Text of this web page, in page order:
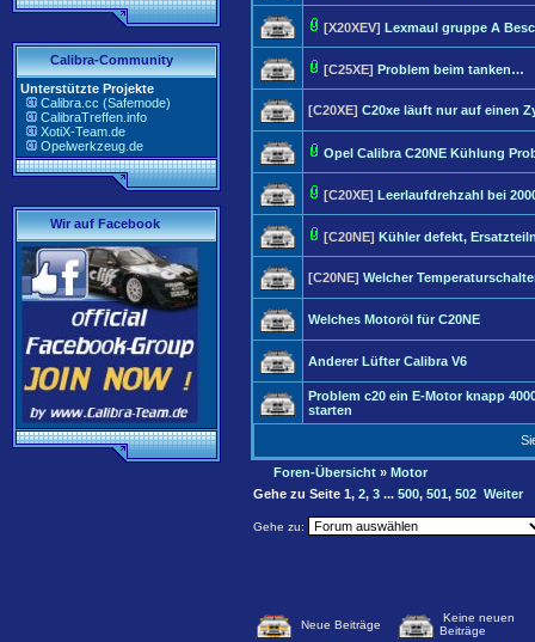
Calibra-Community
Unterstützte Projekte
Calibra.cc (Safemode)
CalibraTreffen.info
XotiX-Team.de
Opelwerkzeug.de
Wir auf Facebook
[X20XEV] Lexmaul gruppe A
[C25XE] Problem beim tanken…
[C20XE] C20xe läuft nur auf einen
Opel Calibra C20NE Kühlung
[C20XE] Leerlaufdrehzahl bei
[C20NE] Kühler defekt,
[C20NE] Welcher
Welches Motoröl für C20NE
Anderer Lüfter Calibra V6
Problem c20 ein E-Motor knapp
starten
Foren-Übersicht » Motor
Gehe zu Seite 1, 2, 3 ... 500, 501, 502 Weiter
Gehe zu:
Neue Beiträge
Keine neuen
Beiträge